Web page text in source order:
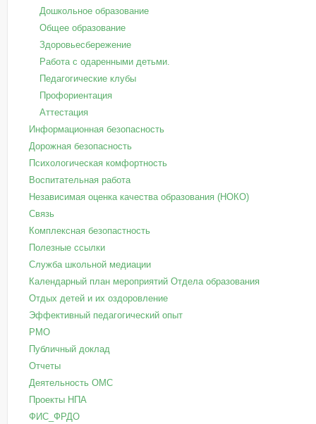
Дошкольное образование
Общее образование
Здоровьесбережение
Работа с одаренными детьми.
Педагогические клубы
Профориентация
Аттестация
Информационная безопасность
Дорожная безопасность
Психологическая комфортность
Воспитательная работа
Независимая оценка качества образования (НОКО)
Связь
Комплексная безопастность
Полезные ссылки
Служба школьной медиации
Календарный план мероприятий Отдела образования
Отдых детей и их оздоровление
Эффективный педагогический опыт
РМО
Публичный доклад
Отчеты
Деятельность ОМС
Проекты НПА
ФИС_ФРДО